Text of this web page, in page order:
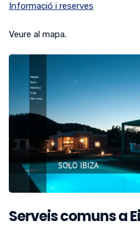
Informació i reserves
Veure al mapa.
Serveis comuns a